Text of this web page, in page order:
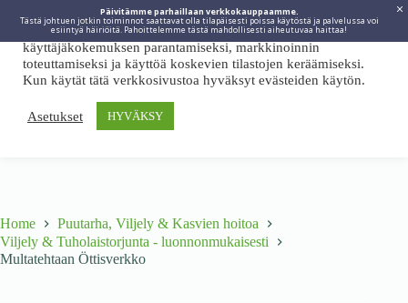
Päivitämme parhaillaan verkkokauppaamme.
Tästä johtuen jotkin toiminnot saattavat olla tilapäisesti poissa käytöstä ja palvelussa voi
esiintyä häiriöitä. Pahoittelemme tästä mahdollisesti aiheutuvaa haittaa!
Home
Puutarha, Viljely & Kasvien hoitoa
Viljely & Tuholaistorjunta - luonnonmukaisesti
Multatehtaan Öttisverkko
Viidakkotohtori.fi käyttää internetpalveluissaan evästeitä
käyttäjäkokemuksen parantamiseksi, markkinoinnin
toteuttamiseksi ja käyttöä koskevien tilastojen keräämiseksi.
Kun käytät tätä verkkosivustoa hyväksyt evästeiden käytön.
Asetukset HYVÄKSY